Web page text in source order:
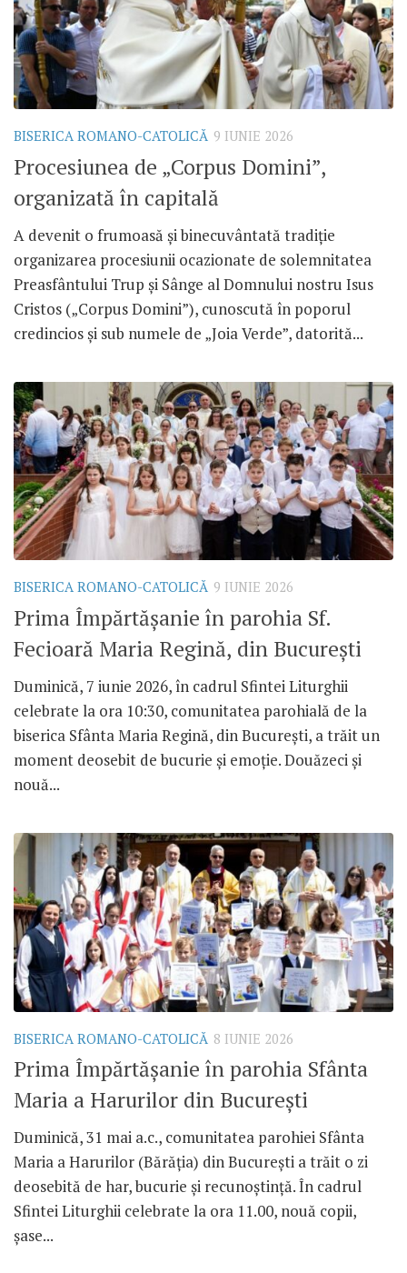
BISERICA ROMANO-CATOLICĂ 9 IUNIE 2026
Procesiunea de „Corpus Domini”,
organizată în capitală
A devenit o frumoasă și binecuvântată tradiție
organizarea procesiunii ocazionate de solemnitatea
Preasfântului Trup și Sânge al Domnului nostru Isus
Cristos („Corpus Domini”), cunoscută în poporul
credincios și sub numele de „Joia Verde”, datorită...
BISERICA ROMANO-CATOLICĂ 9 IUNIE 2026
Prima Împărtășanie în parohia Sf.
Fecioară Maria Regină, din București
Duminică, 7 iunie 2026, în cadrul Sfintei Liturghii
celebrate la ora 10:30, comunitatea parohială de la
biserica Sfânta Maria Regină, din București, a trăit un
moment deosebit de bucurie și emoție. Douăzeci și
nouă...
BISERICA ROMANO-CATOLICĂ 8 IUNIE 2026
Prima Împărtășanie în parohia Sfânta
Maria a Harurilor din București
Duminică, 31 mai a.c., comunitatea parohiei Sfânta
Maria a Harurilor (Bărăția) din București a trăit o zi
deosebită de har, bucurie și recunoștință. În cadrul
Sfintei Liturghii celebrate la ora 11.00, nouă copii,
șase...